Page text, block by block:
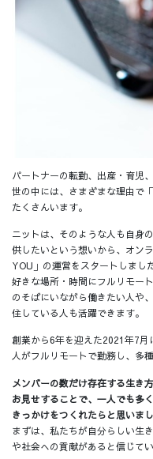
パートナーの転勤、出産・育児
世の中には、さまざまな理由で
たくさんいます。
ニットは、そのような人も自身
供したいという想いから、オン
YOU」の運営をスタートしまし
好きな場所・時間にフルリモー
のそばにいながら働きたい人や
住している人も活躍できます。
創業から6年を迎えた2021年7
人がフルリモートで勤務し、多
メンバーの数だけ存在する生き
お見せすることで、一人でも多
きっかけをつくれたらと思いまし
まずは、私たちが自分らしい生
や社会への貢献があると信じてい